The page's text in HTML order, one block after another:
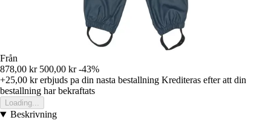
Från
878,00 kr 500,00 kr -43%
+25,00 krerbjuds pa din nasta bestallning Krediteras efter att din
bestallning har bekraftats
Loading...
Beskrivning